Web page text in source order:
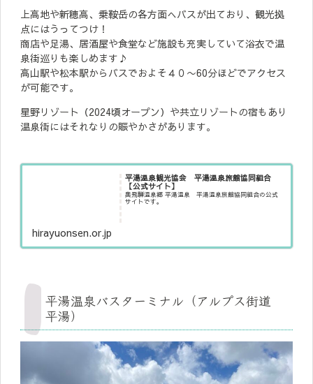
上高地や新穂高、乗鞍岳の各方面へバスが出ており、観光拠
点にはうってつけ！
商店や足湯、居酒屋や食堂など施設も充実していて浴衣で温
泉街巡りも楽しめます♪
高山駅や松本駅からバスでおよそ４０〜60分ほどでアクセス
が可能です。
星野リゾート（2024頃オープン）や共立リゾートの宿もあり
温泉街にはそれなりの賑やかさがあります。
平湯温泉観光協会 平湯温泉旅館協同組合
【公式サイト】
奥飛騨温泉郷 平湯温泉 平湯温泉旅館協同組合の公式
サイトです。
hirayuonsen.or.jp
平湯温泉バスターミナル（アルプス街道
平湯）